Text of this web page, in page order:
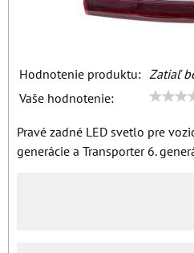
Hodnotenie produktu: Zatiaľ
Vaše hodnotenie:
Pravé zadné LED svetlo pre
generácie a Transporter 6.